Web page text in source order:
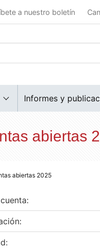
a nuestro boletín
Informes y
abiertas
abiertas 2025